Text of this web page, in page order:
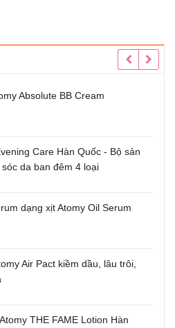
Absolute BB Cream
Care Hàn Quốc - Bộ sản
da ban đêm 4 loại
dạng xịt Atomy Oil Serum
Air Pact kiềm dầu, lâu trôi,
THE FAME Lotion Hàn